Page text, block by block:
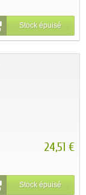
Stock épuisé
24,51 €
Stock épuisé